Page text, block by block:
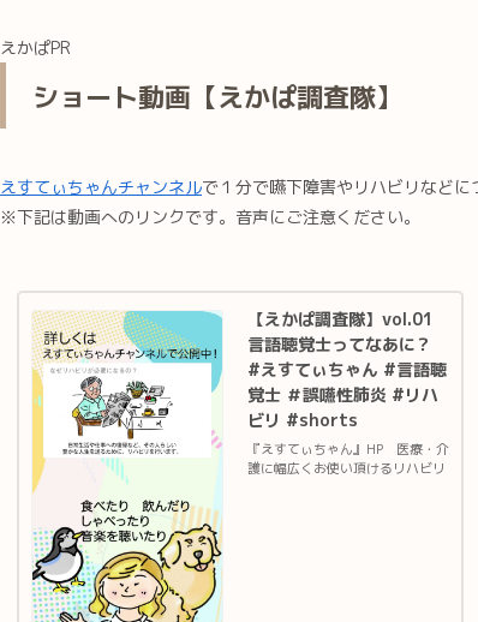
えかぱPR
ショート動画【えかぱ調査隊】
えすてぃちゃんチャンネルで１分で嚥下障害やリハビリなどに
※下記は動画へのリンクです。音声にご注意ください。
【えかぱ調査隊】vol.01
言語聴覚士ってなあに？
#えすてぃちゃん #言語聴
覚士 ＃誤嚥性肺炎 #リハ
ビリ #shorts
『えすてぃちゃん』HP 医療・介
護に幅広くお使い頂けるリハビリ